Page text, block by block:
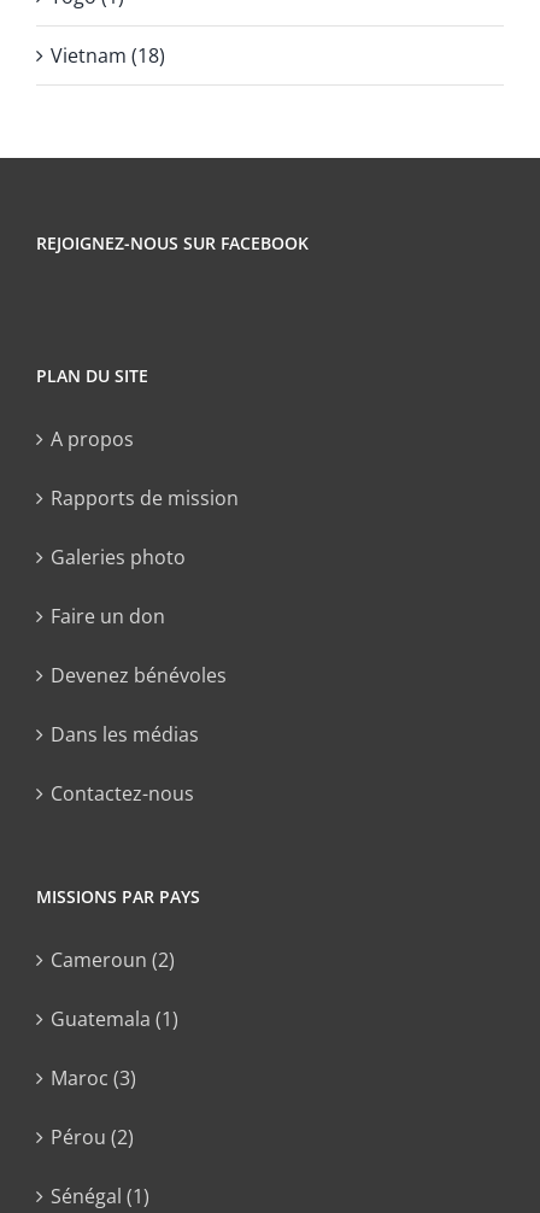
Vietnam (18)
REJOIGNEZ-NOUS SUR FACEBOOK
PLAN DU SITE
A propos
Rapports de mission
Galeries photo
Faire un don
Devenez bénévoles
Dans les médias
Contactez-nous
MISSIONS PAR PAYS
Cameroun (2)
Guatemala (1)
Maroc (3)
Pérou (2)
Sénégal (1)